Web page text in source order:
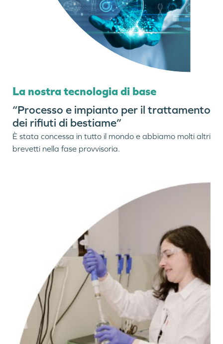
La nostra tecnologia di base
“Processo e impianto per il trattamento
dei rifiuti di bestiame”
È stata concessa in tutto il mondo e abbiamo molti altri
brevetti nella fase provvisoria.